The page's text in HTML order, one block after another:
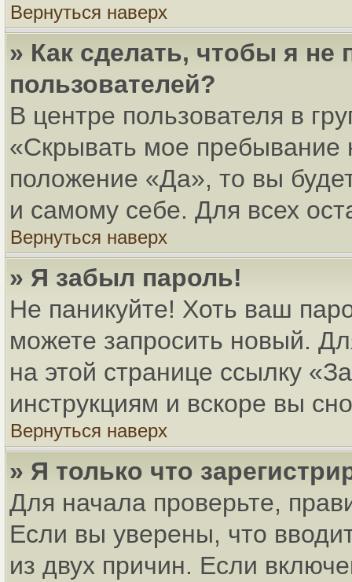
Вернуться наверх
» Как сделать, чтобы я не
пользователей?
В центре пользователя в
«Скрывать мое пребывание
положение «Да», то вы
и самому себе. Для всех
Вернуться наверх
» Я забыл пароль!
Не паникуйте! Хоть ваш
можете запросить новый.
на этой странице ссылку
инструкциям и вскоре вы
Вернуться наверх
» Я только что
Для начала проверьте,
Если вы уверены, что
из двух причин. Если